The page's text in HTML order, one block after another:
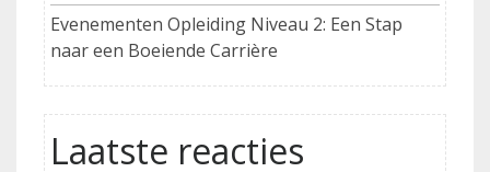
Evenementen Opleiding Niveau 2: Een Stap
naar een Boeiende Carrière
Laatste reacties